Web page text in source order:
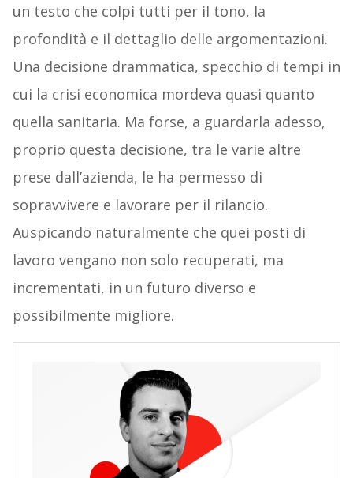
un testo che colpì tutti per il tono, la
profondità e il dettaglio delle argomentazioni.
Una decisione drammatica, specchio di tempi in
cui la crisi economica mordeva quasi quanto
quella sanitaria. Ma forse, a guardarla adesso,
proprio questa decisione, tra le varie altre
prese dall’azienda, le ha permesso di
sopravvivere e lavorare per il rilancio.
Auspicando naturalmente che quei posti di
lavoro vengano non solo recuperati, ma
incrementati, in un futuro diverso e
possibilmente migliore.